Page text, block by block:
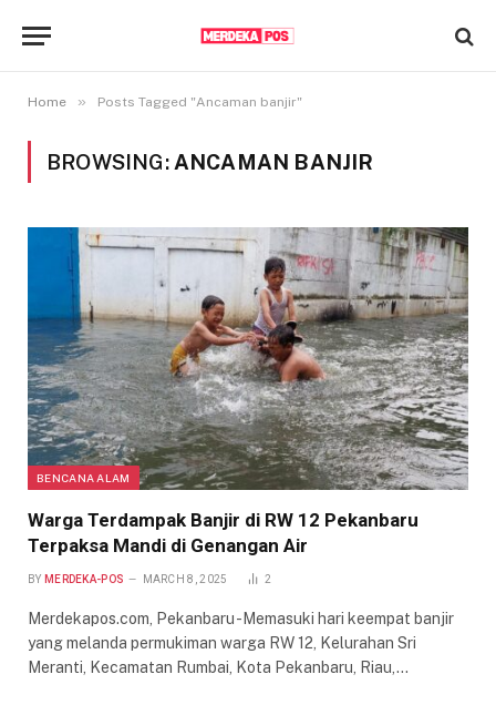
Home » Posts Tagged "Ancaman banjir"
BROWSING: ANCAMAN BANJIR
BENCANA ALAM
Warga Terdampak Banjir di RW 12 Pekanbaru
Terpaksa Mandi di Genangan Air
BY MERDEKA-POS MARCH 8, 2025 2
Merdekapos.com, Pekanbaru -Memasuki hari keempat banjir
yang melanda permukiman warga RW 12, Kelurahan Sri
Meranti, Kecamatan Rumbai, Kota Pekanbaru, Riau,…